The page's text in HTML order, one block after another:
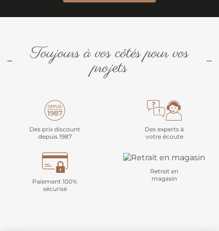
Toujours à vos côtés pour vos
projets
Des prix discount
depuis 1987
Des experts à
votre écoute
Paiement 100%
sécurisé
Retrait en
magasin